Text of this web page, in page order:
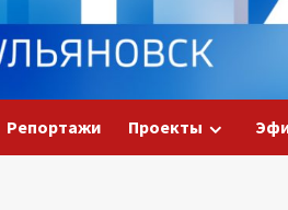
Репортажи Проекты